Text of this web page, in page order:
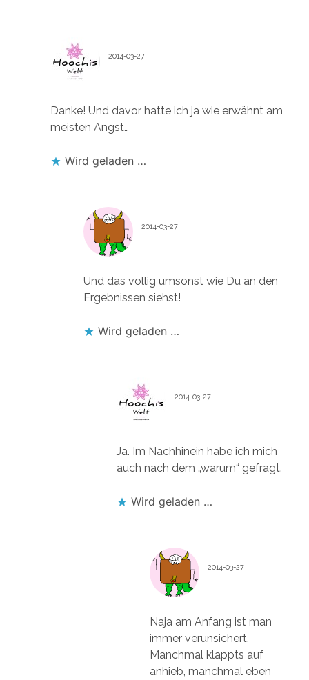
2014-03-27
Danke! Und davor hatte ich ja wie erwähnt am
meisten Angst…
Wird geladen …
2014-03-27
Und das völlig umsonst wie Du an den
Ergebnissen siehst!
Wird geladen …
2014-03-27
Ja. Im Nachhinein habe ich mich
auch nach dem „warum“ gefragt.
Wird geladen …
2014-03-27
Naja am Anfang ist man
immer verunsichert.
Manchmal klappts auf
anhieb, manchmal eben